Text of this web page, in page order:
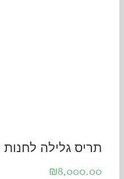
תריס גלילה לחנות SHOP (Black) החל מ
₪8,000.00